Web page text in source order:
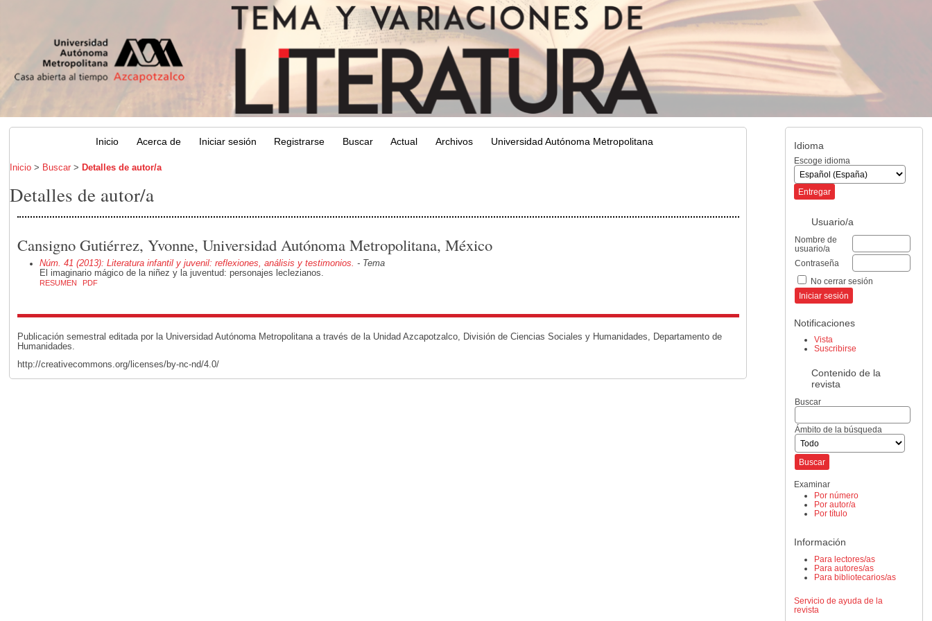
Idioma
Escoge idioma
Usuario/a
Nombre de
usuario/a
Contraseña
No cerrar sesión
Notificaciones
Vista
Suscribirse
Contenido de la
revista
Buscar
Ámbito de la búsqueda
Examinar
Por número
Por autor/a
Por título
Información
Para lectores/as
Para autores/as
Para bibliotecarios/as
Servicio de ayuda de la
revista
Inicio Acerca de Iniciar sesión Registrarse Buscar Actual Archivos Universidad Autónoma Metropolitana
Inicio > Buscar > Detalles de autor/a
Detalles de autor/a
Cansigno Gutiérrez, Yvonne, Universidad Autónoma Metropolitana, México
Núm. 41 (2013): Literatura infantil y juvenil: reflexiones, análisis y testimonios. - Tema
El imaginario mágico de la niñez y la juventud: personajes leclezianos.
RESUMEN PDF
Publicación semestral editada por la Universidad Autónoma Metropolitana a través de la Unidad Azcapotzalco, División de Ciencias Sociales y Humanidades, Departamento de
Humanidades.
http://creativecommons.org/licenses/by-nc-nd/4.0/